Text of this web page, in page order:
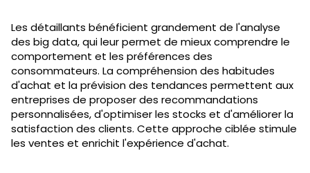
Les détaillants bénéficient grandement de l'analyse
des big data, qui leur permet de mieux comprendre le
comportement et les préférences des
consommateurs. La compréhension des habitudes
d'achat et la prévision des tendances permettent aux
entreprises de proposer des recommandations
personnalisées, d'optimiser les stocks et d'améliorer la
satisfaction des clients. Cette approche ciblée stimule
les ventes et enrichit l'expérience d'achat.